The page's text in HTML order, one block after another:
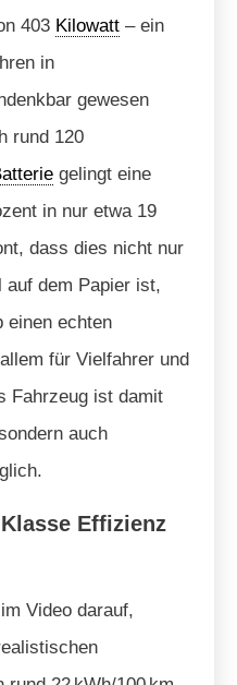
403 Kilowatt – ein
in
gewesen
rund 120
gelingt eine
in nur etwa 19
dass dies nicht nur
auf dem Papier ist,
einen echten
für Vielfahrer und
Fahrzeug ist damit
auch
Effizienz
Video darauf,